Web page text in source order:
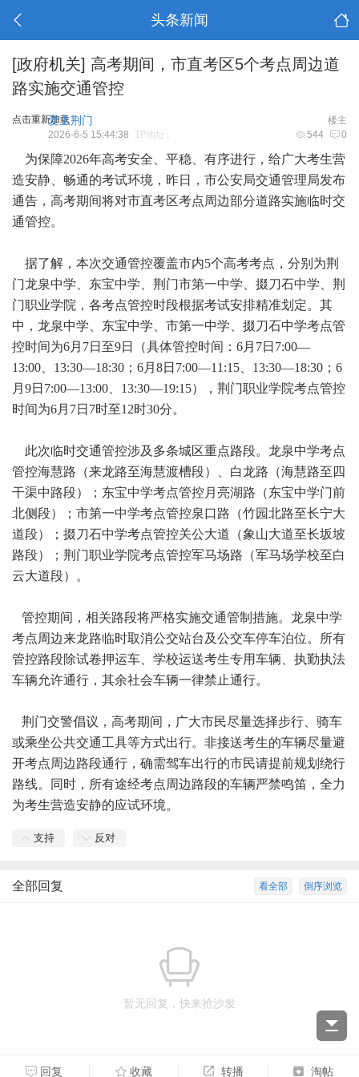
头条新闻
[政府机关] 高考期间，市直考区5个考点周边道
路实施交通管控
点击重新加载 楼主
爱上荆门
544 0
2026-6-5 15:44:38 IP地址:
为保障2026年高考安全、平稳、有序进行，给广大考生营
造安静、畅通的考试环境，昨日，市公安局交通管理局发布
通告，高考期间将对市直考区考点周边部分道路实施临时交
通管控。
据了解，本次交通管控覆盖市内5个高考考点，分别为荆
门龙泉中学、东宝中学、荆门市第一中学、掇刀石中学、荆
门职业学院，各考点管控时段根据考试安排精准划定。其
中，龙泉中学、东宝中学、市第一中学、掇刀石中学考点管
控时间为6月7日至9日（具体管控时间：6月7日7:00—
13:00、13:30—18:30；6月8日7:00—11:15、13:30—18:30；6
月9日7:00—13:00、13:30—19:15），荆门职业学院考点管控
时间为6月7日7时至12时30分。
此次临时交通管控涉及多条城区重点路段。龙泉中学考点
管控海慧路（来龙路至海慧渡槽段）、白龙路（海慧路至四
干渠中路段）；东宝中学考点管控月亮湖路（东宝中学门前
北侧段）；市第一中学考点管控泉口路（竹园北路至长宁大
道段）；掇刀石中学考点管控关公大道（象山大道至长坂坡
路段）；荆门职业学院考点管控军马场路（军马场学校至白
云大道段）。
管控期间，相关路段将严格实施交通管制措施。龙泉中学
考点周边来龙路临时取消公交站台及公交车停车泊位。所有
管控路段除试卷押运车、学校运送考生专用车辆、执勤执法
车辆允许通行，其余社会车辆一律禁止通行。
荆门交警倡议，高考期间，广大市民尽量选择步行、骑车
或乘坐公共交通工具等方式出行。非接送考生的车辆尽量避
开考点周边路段通行，确需驾车出行的市民请提前规划绕行
路线。同时，所有途经考点周边路段的车辆严禁鸣笛，全力
为考生营造安静的应试环境。
支持 反对
倒序浏览
看全部
全部回复
暂无回复，快来抢沙发
回复 收藏 转播 淘帖